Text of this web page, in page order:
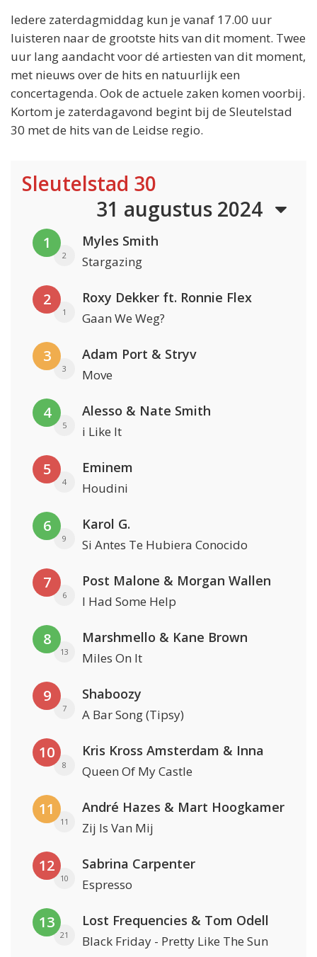
Iedere zaterdagmiddag kun je vanaf 17.00 uur
luisteren naar de grootste hits van dit moment. Twee
uur lang aandacht voor dé artiesten van dit moment,
met nieuws over de hits en natuurlijk een
concertagenda. Ook de actuele zaken komen voorbij.
Kortom je zaterdagavond begint bij de Sleutelstad
30 met de hits van de Leidse regio.
Sleutelstad 30
31 augustus 2024
1
2
Myles Smith
Stargazing
2
1
Roxy Dekker ft. Ronnie Flex
Gaan We Weg?
3
3
Adam Port & Stryv
Move
4
5
Alesso & Nate Smith
i Like It
5
4
Eminem
Houdini
6
9
Karol G.
Si Antes Te Hubiera Conocido
7
6
Post Malone & Morgan Wallen
I Had Some Help
8
13
Marshmello & Kane Brown
Miles On It
9
7
Shaboozy
A Bar Song (Tipsy)
10
8
Kris Kross Amsterdam & Inna
Queen Of My Castle
11
11
André Hazes & Mart Hoogkamer
Zij Is Van Mij
12
10
Sabrina Carpenter
Espresso
13
21
Lost Frequencies & Tom Odell
Black Friday - Pretty Like The Sun